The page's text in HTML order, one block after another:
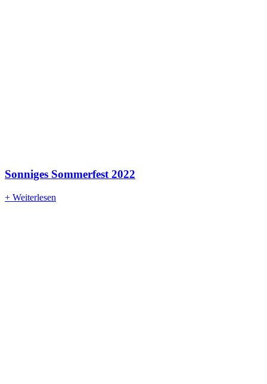
Sonniges Sommerfest 2022
+ Weiterlesen